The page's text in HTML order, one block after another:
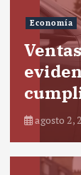
Economía
agosto 2,